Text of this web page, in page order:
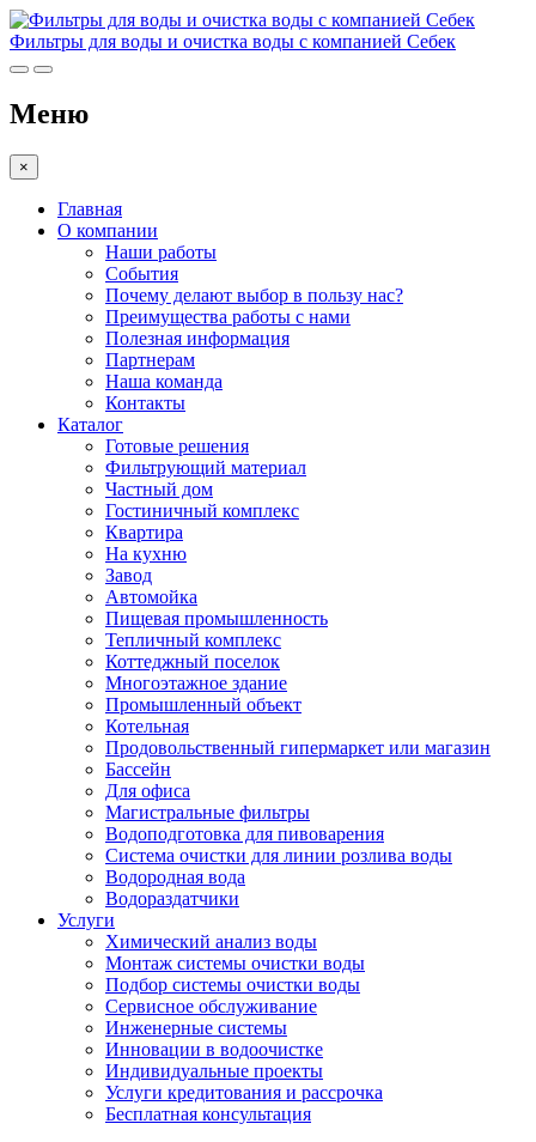
Фильтры для воды и очистка воды с компанией Себек
Меню
×
Главная
О компании
Наши работы
События
Почему делают выбор в пользу нас?
Преимущества работы с нами
Полезная информация
Партнерам
Наша команда
Контакты
Каталог
Готовые решения
Фильтрующий материал
Частный дом
Гостиничный комплекс
Квартира
На кухню
Завод
Автомойка
Пищевая промышленность
Тепличный комплекс
Коттеджный поселок
Многоэтажное здание
Промышленный объект
Котельная
Продовольственный гипермаркет или магазин
Бассейн
Для офиса
Магистральные фильтры
Водоподготовка для пивоварения
Система очистки для линии розлива воды
Водородная вода
Водораздатчики
Услуги
Химический анализ воды
Монтаж системы очистки воды
Подбор системы очистки воды
Сервисное обслуживание
Инженерные системы
Инновации в водоочистке
Индивидуальные проекты
Услуги кредитования и рассрочка
Бесплатная консультация